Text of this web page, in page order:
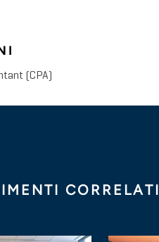
(CPA)
CORRELATI